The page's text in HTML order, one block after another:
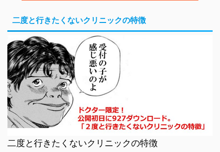
二度と行きたくないクリニックの特徴
二度と行きたくないクリニックの特徴